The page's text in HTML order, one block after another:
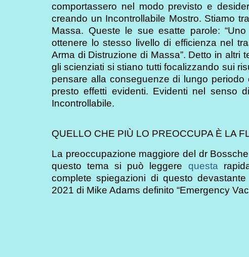
comportassero nel modo previsto e
creando un Incontrollabile Mostro. Stiamo
Massa. Queste le sue esatte parole:
ottenere lo stesso livello di efficienza nel
Arma di Distruzione di Massa”. Detto in altri
gli scienziati si stiano tutti focalizzando sui
pensare alla conseguenze di lungo
presto effetti evidenti. Evidenti nel senso
Incontrollabile.
QUELLO CHE PIÙ LO PREOCCUPA È LA
La preoccupazione maggiore del dr
questo tema si può leggere questa
complete spiegazioni di questo
2021 di Mike Adams definito “Emergency